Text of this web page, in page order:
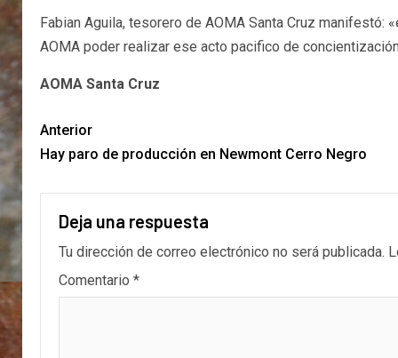
Fabian Aguila, tesorero de AOMA Santa Cruz
AOMA poder realizar ese acto pacifico de
AOMA Santa Cruz
Anterior
Hay paro de producción en Newmont Cerro Negro
Deja una respuesta
Tu dirección de correo electrónico no será publicada.
Comentario *